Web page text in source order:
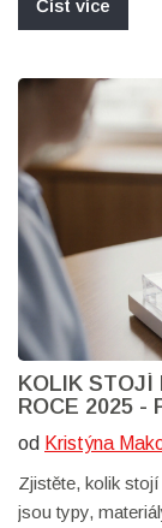
Číst více
KOLIK STOJÍ
ROCE 2025 -
od Kristýna
Zjistěte, kolik
jsou typy,